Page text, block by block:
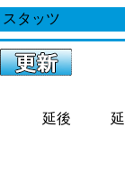
スタッツ
延後